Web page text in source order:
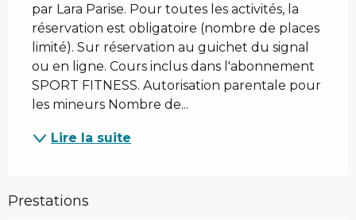
par Lara Parise. Pour toutes les activités, la
réservation est obligatoire (nombre de places
limité). Sur réservation au guichet du signal
ou en ligne. Cours inclus dans l'abonnement
SPORT FITNESS. Autorisation parentale pour
les mineurs Nombre de...
Lire la suite
Prestations